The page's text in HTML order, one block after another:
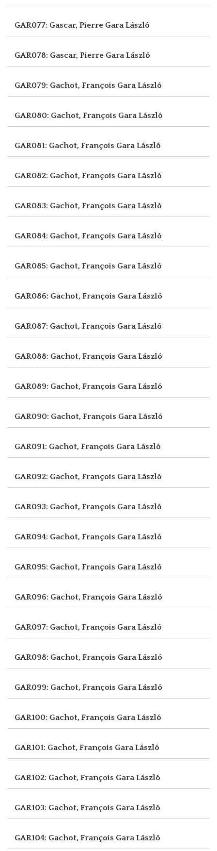
GAR077: Gascar, Pierre Gara László
GAR078: Gascar, Pierre Gara László
GAR079: Gachot, François Gara László
GAR080: Gachot, François Gara László
GAR081: Gachot, François Gara László
GAR082: Gachot, François Gara László
GAR083: Gachot, François Gara László
GAR084: Gachot, François Gara László
GAR085: Gachot, François Gara László
GAR086: Gachot, François Gara László
GAR087: Gachot, François Gara László
GAR088: Gachot, François Gara László
GAR089: Gachot, François Gara László
GAR090: Gachot, François Gara László
GAR091: Gachot, François Gara László
GAR092: Gachot, François Gara László
GAR093: Gachot, François Gara László
GAR094: Gachot, François Gara László
GAR095: Gachot, François Gara László
GAR096: Gachot, François Gara László
GAR097: Gachot, François Gara László
GAR098: Gachot, François Gara László
GAR099: Gachot, François Gara László
GAR100: Gachot, François Gara László
GAR101: Gachot, François Gara László
GAR102: Gachot, François Gara László
GAR103: Gachot, François Gara László
GAR104: Gachot, François Gara László